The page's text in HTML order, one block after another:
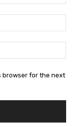
browser for the next